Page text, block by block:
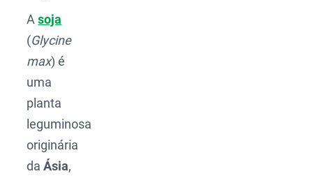
Asoja
(Glycine
max) é
uma
planta
leguminosa
originária
daÁsia,